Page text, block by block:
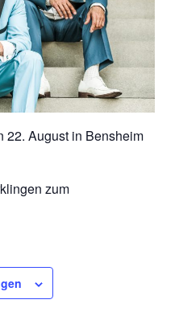
22. August in Bensheim
zum